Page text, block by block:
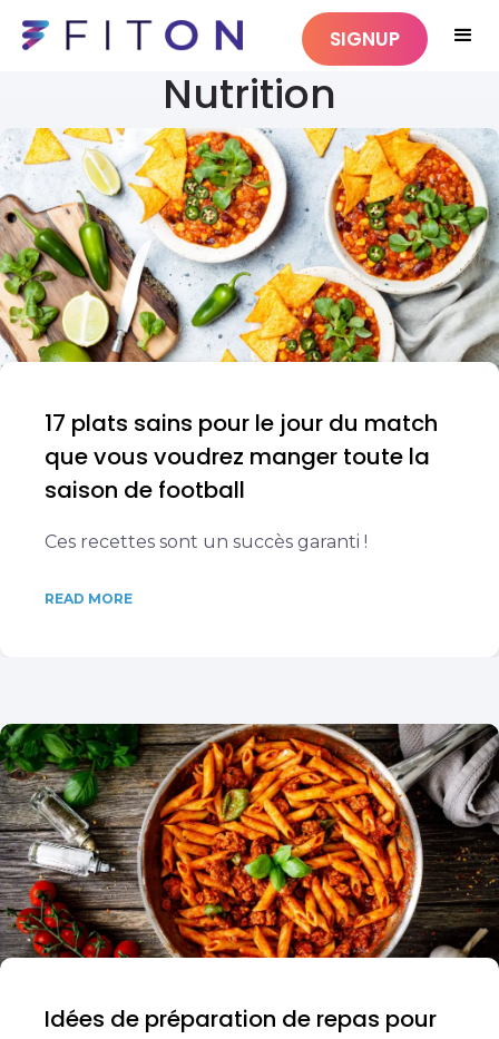
SIGNUP
Nutrition
17 plats sains pour le jour du match
que vous voudrez manger toute la
saison de football
Ces recettes sont un succès garanti !
READ MORE
Idées de préparation de repas pour